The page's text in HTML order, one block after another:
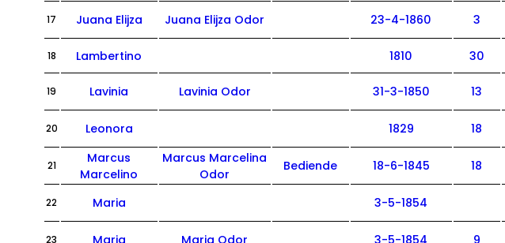
17 Juana Elijza Juana Elijza Odor 23-4-1860 3
18 Lambertino 1810 30
19 Lavinia Lavinia Odor 31-3-1850 13
20 Leonora 1829 18
21
Marcus
Marcelino
Marcus Marcelina
Odor
Bediende 18-6-1845 18
22 Maria 3-5-1854
23 Maria Maria Odor 3-5-1854 9